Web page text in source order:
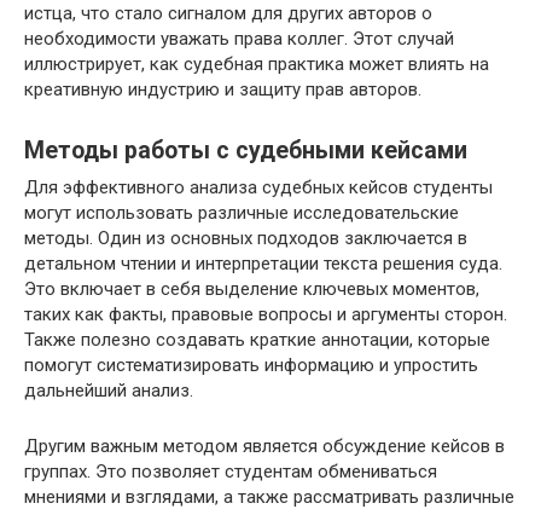
истца, что стало сигналом для других авторов о
необходимости уважать права коллег. Этот случай
иллюстрирует, как судебная практика может влиять на
креативную индустрию и защиту прав авторов.
Методы работы с судебными кейсами
Для эффективного анализа судебных кейсов студенты
могут использовать различные исследовательские
методы. Один из основных подходов заключается в
детальном чтении и интерпретации текста решения суда.
Это включает в себя выделение ключевых моментов,
таких как факты, правовые вопросы и аргументы сторон.
Также полезно создавать краткие аннотации, которые
помогут систематизировать информацию и упростить
дальнейший анализ.
Другим важным методом является обсуждение кейсов в
группах. Это позволяет студентам обмениваться
мнениями и взглядами, а также рассматривать различные